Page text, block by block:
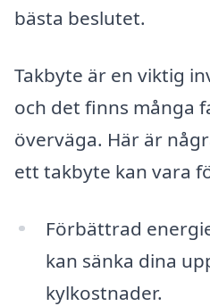
bästa beslutet.
Takbyte är en viktig
och det finns många
överväga. Här är
ett takbyte kan vara
Förbättrad
kan sänka dina
kylkostnader.